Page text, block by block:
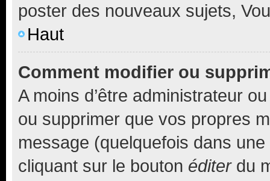
poster des nouveaux sujets,
Haut
Comment modifier ou
A moins d’être administrateur
ou supprimer que vos propres
message (quelquefois dans
cliquant sur le bouton éditerdu